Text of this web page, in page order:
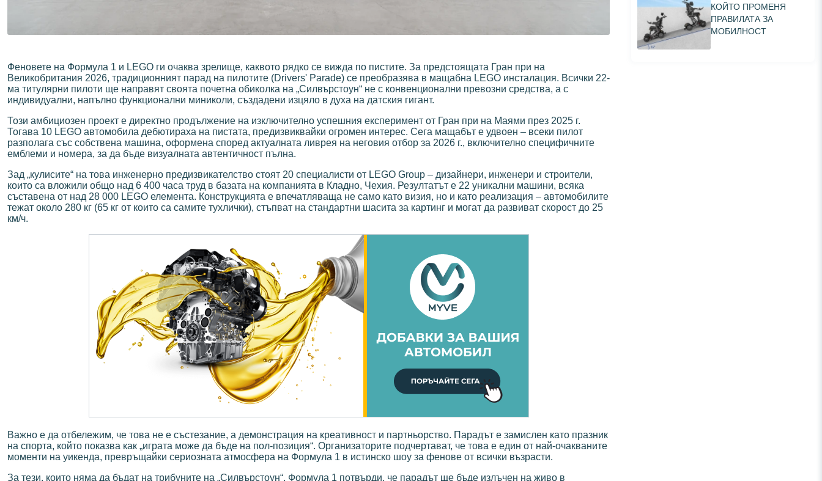
Феновете на Формула 1 и LEGO ги очаква зрелище, каквото рядко се вижда по пистите. За предстоящата Гран при на
Великобритания 2026, традиционният парад на пилотите (Drivers' Parade) се преобразява в мащабна LEGO инсталация. Всички 22-
ма титулярни пилоти ще направят своята почетна обиколка на „Силвърстоун“ не с конвенционални превозни средства, а с
индивидуални, напълно функционални миниколи, създадени изцяло в духа на датския гигант.
Този амбициозен проект е директно продължение на изключително успешния експеримент от Гран при на Маями през 2025 г.
Тогава 10 LEGO автомобила дебютираха на пистата, предизвиквайки огромен интерес. Сега мащабът е удвоен – всеки пилот
разполага със собствена машина, оформена според актуалната ливрея на неговия отбор за 2026 г., включително специфичните
емблеми и номера, за да бъде визуалната автентичност пълна.
Зад „кулисите“ на това инженерно предизвикателство стоят 20 специалисти от LEGO Group – дизайнери, инженери и строители,
които са вложили общо над 6 400 часа труд в базата на компанията в Кладно, Чехия. Резултатът е 22 уникални машини, всяка
съставена от над 28 000 LEGO елемента. Конструкцията е впечатляваща не само като визия, но и като реализация – автомобилите
тежат около 280 кг (65 кг от които са самите тухлички), стъпват на стандартни шасита за картинг и могат да развиват скорост до 25
км/ч.
Важно е да отбележим, че това не е състезание, а демонстрация на креативност и партньорство. Парадът е замислен като празник
на спорта, който показва как „играта може да бъде на пол-позиция“. Организаторите подчертават, че това е един от най-очакваните
моменти на уикенда, превръщайки сериозната атмосфера на Формула 1 в истинско шоу за фенове от всички възрасти.
За тези, които няма да бъдат на трибуните на „Силвърстоун“, Формула 1 потвърди, че парадът ще бъде излъчен на живо в
КОЙТО ПРОМЕНЯ
ПРАВИЛАТА ЗА
МОБИЛНОСТ